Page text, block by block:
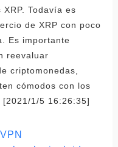
Todavía es
de XRP con poco
Es importante
reevaluar
criptomonedas,
cómodos con los
1/5 16:26:35]